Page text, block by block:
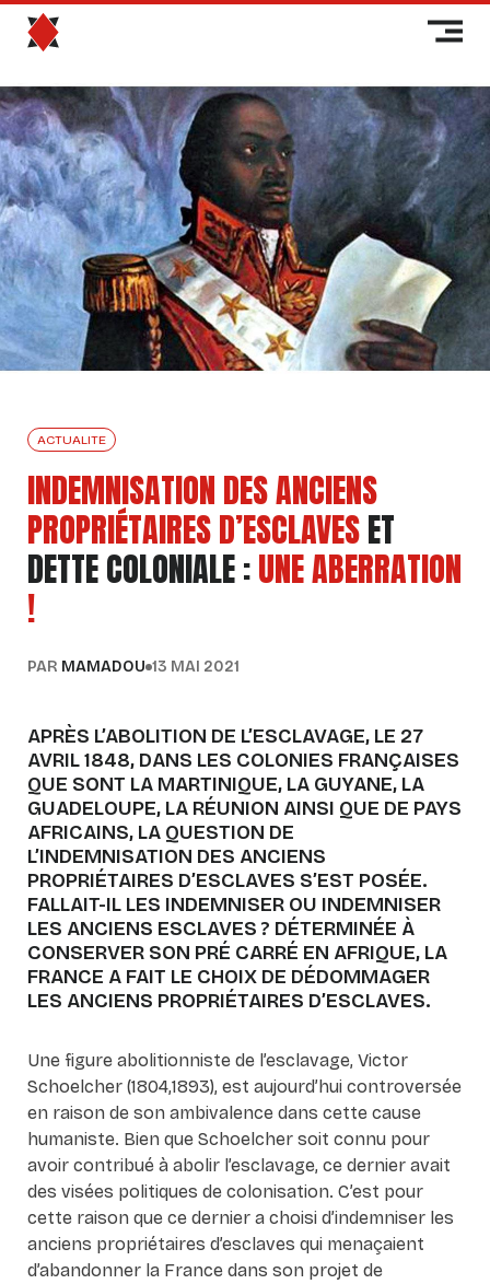
ACTUALITE
INDEMNISATION DES ANCIENS
PROPRIÉTAIRES D’ESCLAVESET
DETTE COLONIALE :UNE ABERRATION
!
PAR MAMADOU 13 MAI 2021
APRÈS L’ABOLITION DE L’ESCLAVAGE, LE 27
AVRIL 1848, DANS LES COLONIES FRANÇAISES
QUE SONT LA MARTINIQUE, LA GUYANE, LA
GUADELOUPE, LA RÉUNION AINSI QUE DE PAYS
AFRICAINS, LA QUESTION DE
L’INDEMNISATION DES ANCIENS
PROPRIÉTAIRES D’ESCLAVES S’EST POSÉE.
FALLAIT-IL LES INDEMNISER OU INDEMNISER
LES ANCIENS ESCLAVES ? DÉTERMINÉE À
CONSERVER SON PRÉ CARRÉ EN AFRIQUE, LA
FRANCE A FAIT LE CHOIX DE DÉDOMMAGER
LES ANCIENS PROPRIÉTAIRES D’ESCLAVES.
Une figure abolitionniste de l’esclavage, Victor
Schoelcher (1804,1893), est aujourd’hui controversée
en raison de son ambivalence dans cette cause
humaniste. Bien que Schoelcher soit connu pour
avoir contribué à abolir l’esclavage, ce dernier avait
des visées politiques de colonisation. C’est pour
cette raison que ce dernier a choisi d’indemniser les
anciens propriétaires d’esclaves qui menaçaient
d’abandonner la France dans son projet de